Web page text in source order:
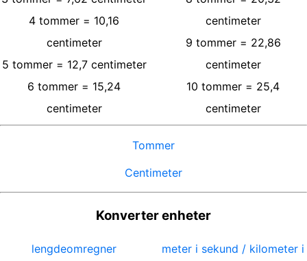
4 tommer = 10,16
centimeter
5 tommer= 12,7 centimeter
6 tommer = 15,24
centimeter
centimeter
9 tommer= 22,86
centimeter
10 tommer = 25,4
centimeter
Tommer
Centimeter
Konverter enheter
lengdeomregner
meter i sekund / kilometer i